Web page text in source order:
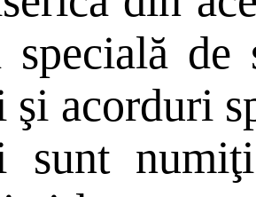
specială
şi acorduri
sunt